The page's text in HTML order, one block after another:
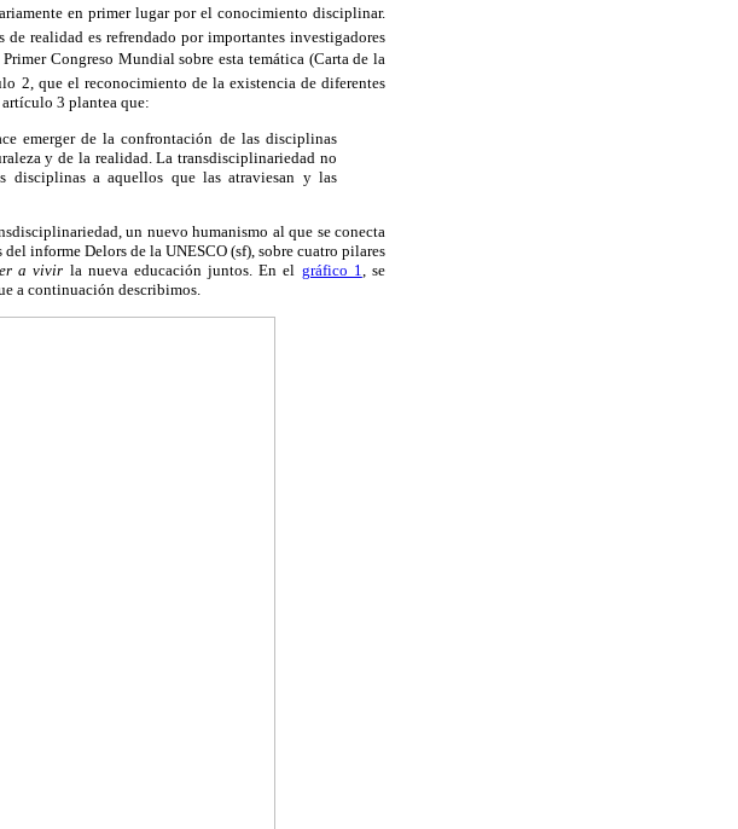
en primer lugar por el conocimiento disciplinar.
realidad es refrendado por importantes investigadores
Congreso Mundial sobre esta temática (Carta de la
2, que el reconocimiento de la existencia de diferentes
3 plantea que:
emerger de la confrontación de las disciplinas
y de la realidad. La transdisciplinariedad no
disciplinas a aquellos que las atraviesan y las
un nuevo humanismo al que se conecta
informe Delors de la UNESCO (sf), sobre cuatro pilares
a vivir la nueva educación juntos. En el gráfico 1, se
a continuación describimos.